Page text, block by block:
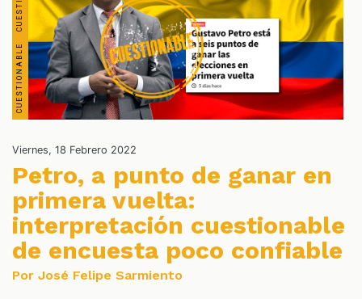
Viernes, 18 Febrero 2022
Petro, a punto de ganar en
primera vuelta:
interpretación cuestionable
de encuesta poco confiable
Por José Felipe Sarmiento